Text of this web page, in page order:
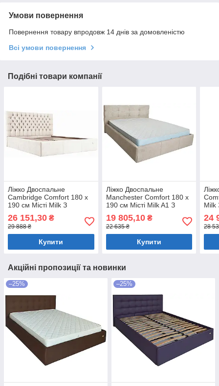
Умови повернення
Повернення товару впродовж 14 днів за домовленістю
Всі умови повернення
Подібні товари компанії
Ліжко Двоспальне
Cambridge Comfort 180 х
190 см Місті Milk З
підйомним механізмом та
нішою для білизни
Бежевий
26 151,30 ₴
29 888 ₴
Купити
Ліжко Двоспальне
Manchester Comfort 180 х
190 см Місті Milk A1 З
підйомним механізмом та
нішою для білизни
Бежевий
19 805,10₴
22 635 ₴
Купити
Milk
24
28
Акційні пропозиції та новинки
–25% –25%